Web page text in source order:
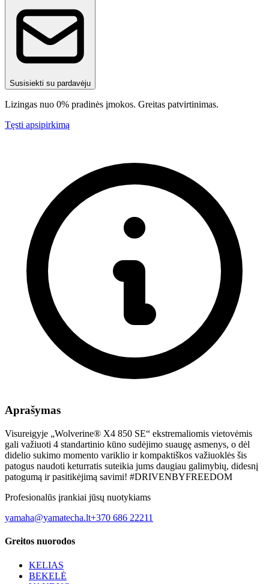
Susisiekti su pardavėju
Lizingas nuo 0% pradinės įmokos. Greitas patvirtinimas.
Tęsti apsipirkimą
Aprašymas
Visureigyje „Wolverine® X4 850 SE“ ekstremaliomis vietovėmis
gali važiuoti 4 standartinio kūno sudėjimo suaugę asmenys, o dėl
didelio sukimo momento variklio ir kompaktiškos važiuoklės šis
patogus naudoti keturratis suteikia jums daugiau galimybių, didesnį
patogumą ir pasitikėjimą savimi! #DRIVENBYFREEDOM
Profesionalūs įrankiai jūsų nuotykiams
yamaha@yamatecha.lt+370 686 22211
Greitos nuorodos
KELIAS
BEKELĖ